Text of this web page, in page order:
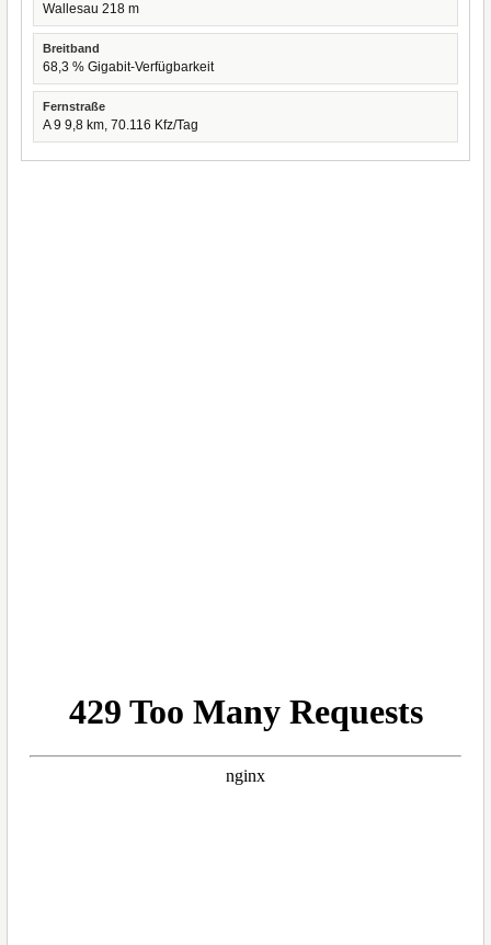
Wallesau 218 m
Breitband
68,3 % Gigabit-Verfügbarkeit
Fernstraße
A 9 9,8 km, 70.116 Kfz/Tag